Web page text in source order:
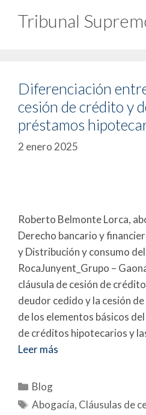
Tribunal
Diferenciación
cesión de crédito y
préstamos
2 enero 2025
Roberto Belmonte Lorca,
Derecho bancario y
y Distribución y consumo
RocaJunyent_Grupo –
cláusula de cesión de
deudor cedido y la cesión
de los elementos básicos
de créditos hipotecarios y
Leer más
Blog
Abogacía, Cláusulas de